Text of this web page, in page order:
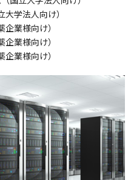
学法人向け）
業様向け）
業様向け）
業様向け）